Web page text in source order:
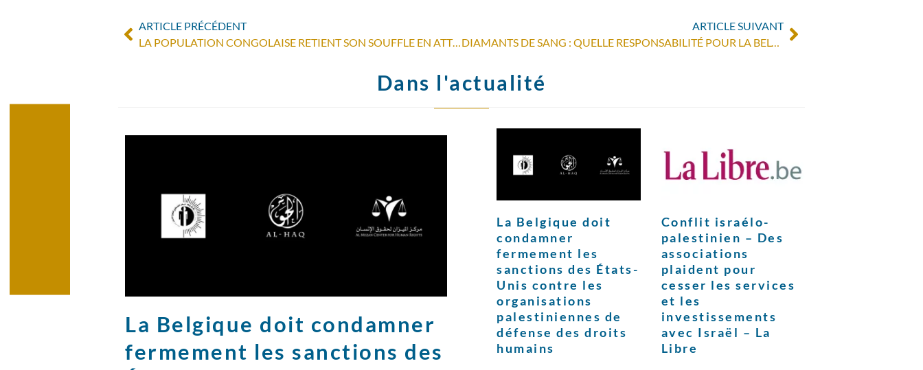
ARTICLE PRÉCÉDENT
LA POPULATION CONGOLAISE RETIENT SON SOUFFLE EN ATTENDANT LES RÉSULTATS DU SCRUTIN PRÉSIDENTIEL
ARTICLE SUIVANT
DIAMANTS DE SANG : QUELLE RESPONSABILITÉ POUR LA BELGIQUE ?
Dans l'actualité
La Belgique doit condamner
fermement les sanctions des
La Belgique doit
condamner
fermement les
sanctions des États-
Unis contre les
organisations
palestiniennes de
défense des droits
humains
Conflit israélo-
palestinien – Des
associations
plaident pour
cesser les services
et les
investissements
avec Israël – La
Libre